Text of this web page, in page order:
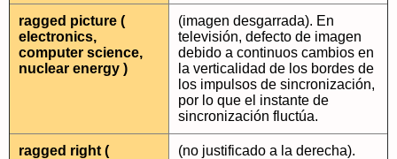
ragged picture (
electronics,
computer science,
nuclear energy )
(imagen desgarrada). En
televisión, defecto de imagen
debido a continuos cambios en
la verticalidad de los bordes de
los impulsos de sincronización,
por lo que el instante de
sincronización fluctúa.
ragged right (
(no justificado a la derecha).